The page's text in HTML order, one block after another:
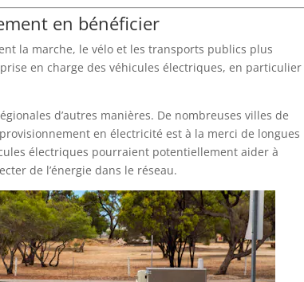
en bénéficier
la marche, le vélo et les transports publics plus
en charge des véhicules électriques, en particulier
d’autres manières. De nombreuses villes de
en électricité est à la merci de longues
électriques pourraient potentiellement aider à
de l’énergie dans le réseau.